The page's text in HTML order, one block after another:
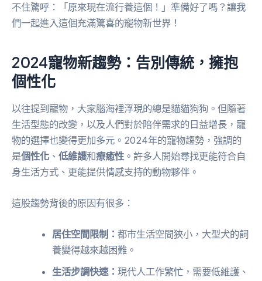
不住驚呼：「原來現在流行養這個！」準備好了嗎？讓我
們一起進入這個充滿驚喜的寵物新世界！
2024寵物新趨勢：告別傳統，擁抱
個性化
以往提到寵物，大家腦海裡浮現的總是貓貓狗狗。但隨著
生活型態的改變，以及人們對於陪伴需求的日益增長，寵
物的選擇也變得更加多元。2024年的寵物趨勢，強調的
是個性化 、 低維護和療癒性 。許多人開始尋找更能符合自
身生活方式、更能提供情感支持的動物夥伴。
這股趨勢背後的原因有很多：
居住空間限制：都市生活空間狹小，大型犬的飼
養變得越來越困難。
生活步調快速：現代人工作繁忙，需要低維護、